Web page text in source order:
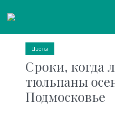
Цветы
Сроки, когда
тюльпаны
Подмосковье